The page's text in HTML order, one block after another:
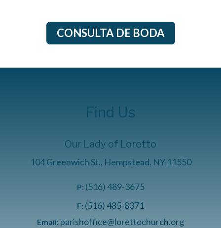
CONSULTA DE BODA
Find Us
Our Lady of Loretto
104 Greenwich St., Hempstead, NY 11550
P: (516) 489-3675
F: (516) 485-8371
Email: parishoffice@lorettochurch.org